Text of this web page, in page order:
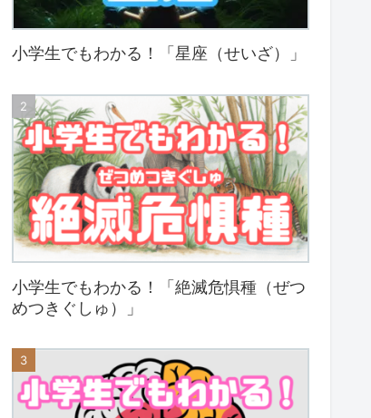
小学生でもわかる！「星座（せいざ）」
小学生でもわかる！「絶滅危惧種（ぜつ
めつきぐしゅ）」